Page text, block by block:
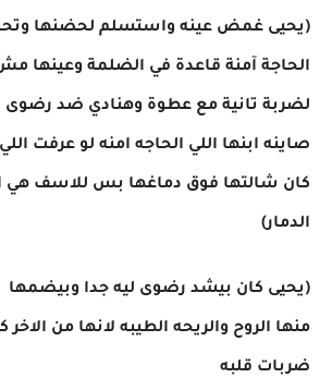
(يحيى غمض عينه واستسلم لحضنها
الحاجة آمنة قاعدة في الضلمة وعينها
لضربة تانية مع عطوة وهنادي ضد رضوى
صاينه ابنها اللي الحاجه امنه لو عرفت
كان شالتها فوق دماغها بس للاسف هي
الدمار)
(يحيى كان بيشد رضوى ليه جدا وبيضمها
منها الروح والريحه الطيبه لانها من
ضربات قلبه